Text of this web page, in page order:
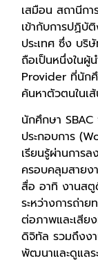
เสมือน สถานีกา
เข้ากับการปฏิบั
ประเทศ ซึ่ง บริ
ถือเป็นหนึ่งใน
Provider ที่นักศึ
ค้นหาตัวตนในเ
นักศึกษา SBAC
ประกอบการ
เรียนรู้ผ่านการ
ครอบคลุมสาย
สื่อ อาทิ งานสตู
ระหว่างการถ่า
ต่อภาพและเสีย
ดิจิทัล รวมถึงงา
พัฒนาและดูแลร